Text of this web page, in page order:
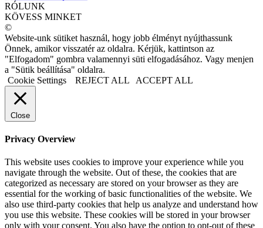
RÓLUNK
KÖVESS MINKET
©
Website-unk sütiket használ, hogy jobb élményt nyújthassunk
Önnek, amikor visszatér az oldalra. Kérjük, kattintson az
"Elfogadom" gombra valamennyi süti elfogadásához. Vagy menjen
a "Sütik beállítása" oldalra.
Cookie Settings
REJECT ALL ACCEPT ALL
Close
Privacy Overview
This website uses cookies to improve your experience while you
navigate through the website. Out of these, the cookies that are
categorized as necessary are stored on your browser as they are
essential for the working of basic functionalities of the website. We
also use third-party cookies that help us analyze and understand how
you use this website. These cookies will be stored in your browser
only with your consent. You also have the option to opt-out of these